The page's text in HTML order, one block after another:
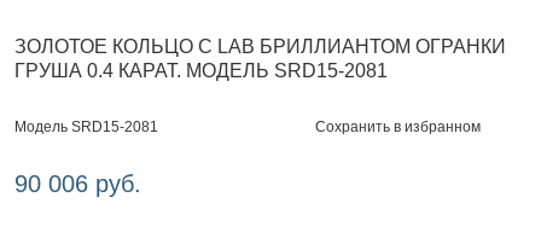
ЗОЛОТОЕ КОЛЬЦО С LAB БРИЛЛИАНТОМ ОГРАНКИ
ГРУША 0.4 КАРАТ. МОДЕЛЬ SRD15-2081
Модель SRD15-2081 Сохранить в избранном
90 006 руб.